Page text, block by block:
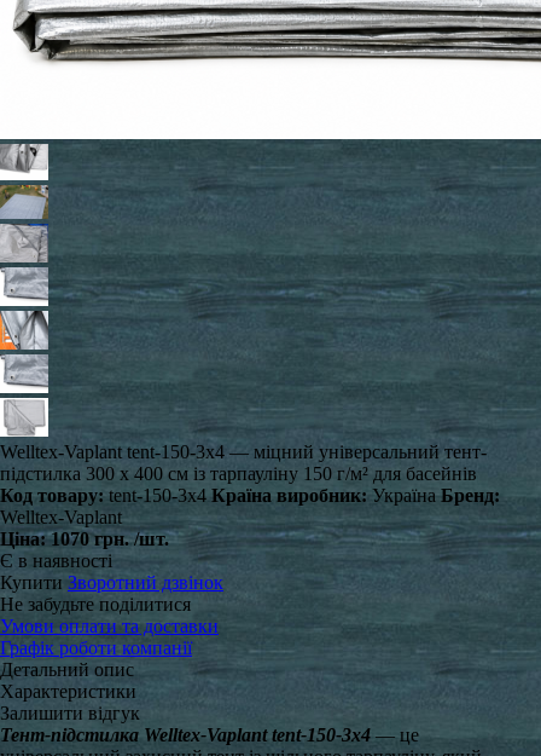
Welltex-Vaplant tent-150-3x4 — міцний універсальний тент-
підстилка 300 x 400 см із тарпауліну 150 г/м² для басейнів
Код товару:tent-150-3x4 Країна виробник: Україна Бренд:
Welltex-Vaplant
Ціна:1070 грн./шт.
Є в наявності
Купити Зворотний дзвінок
Не забудьте поділитися
Умови оплати та доставки
Графік роботи компанії
Детальний опис
Характеристики
Залишити відгук
Тент-підстилка Welltex-Vaplant tent-150-3x4 — це